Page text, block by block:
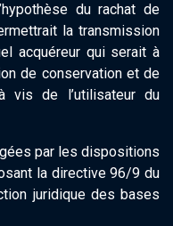
du rachat de
la transmission
acquéreur qui serait à
de conservation et de
vis de l’utilisateur du
par les dispositions
la directive 96/9 du
juridique des bases